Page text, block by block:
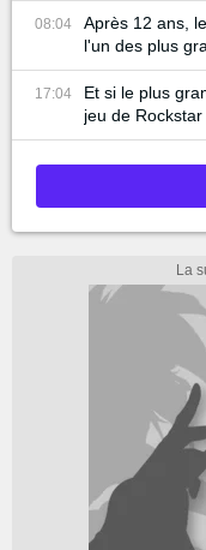
08:04
Après 12 ans,
l'un des plus
17:04
Et si le plus
jeu de Rockstar